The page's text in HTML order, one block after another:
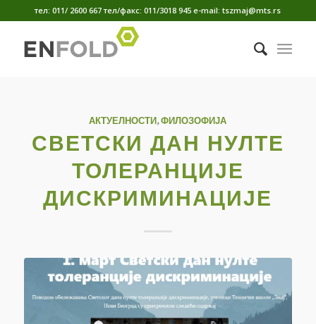
тел: 011/ 2600 667 тел/факс: 011/3018 945 е-mail: tszmaj@mts.rs
АКТУЕЛНОСТИ,ФИЛОЗОФИЈА
СВЕТСКИ ДАН НУЛТЕ
ТОЛЕРАНЦИЈЕ
ДИСКРИМИНАЦИЈЕ